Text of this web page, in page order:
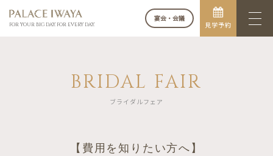
FOR YOUR BIG DAY. FOR EVERY DAY.
宴会・会議
見学予約
BRIDAL FAIR
ブライダルフェア
【費用を知りたい方へ】